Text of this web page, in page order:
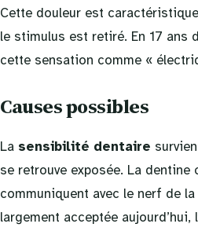
Cette douleur est
le stimulus est retiré. En 17 ans
cette sensation comme «
Causes possibles
La sensibilité dentaire
se retrouve exposée. La
communiquent avec le nerf de
largement acceptée